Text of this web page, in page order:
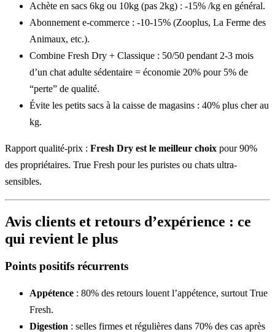
Achète en sacs 6kg ou 10kg (pas 2kg) : -15% /kg en général.
Abonnement e-commerce : -10-15% (Zooplus, La Ferme des
Animaux, etc.).
Combine Fresh Dry + Classique : 50/50 pendant 2-3 mois
d’un chat adulte sédentaire = économie 20% pour 5% de
“perte” de qualité.
Évite les petits sacs à la caisse de magasins : 40% plus cher au
kg.
Rapport qualité-prix : Fresh Dry est le meilleur choix pour 90%
des propriétaires. True Fresh pour les puristes ou chats ultra-
sensibles.
Avis clients et retours d’expérience : ce
qui revient le plus
Points positifs récurrents
Appétence : 80% des retours louent l’appétence, surtout True
Fresh.
Digestion : selles firmes et régulières dans 70% des cas après